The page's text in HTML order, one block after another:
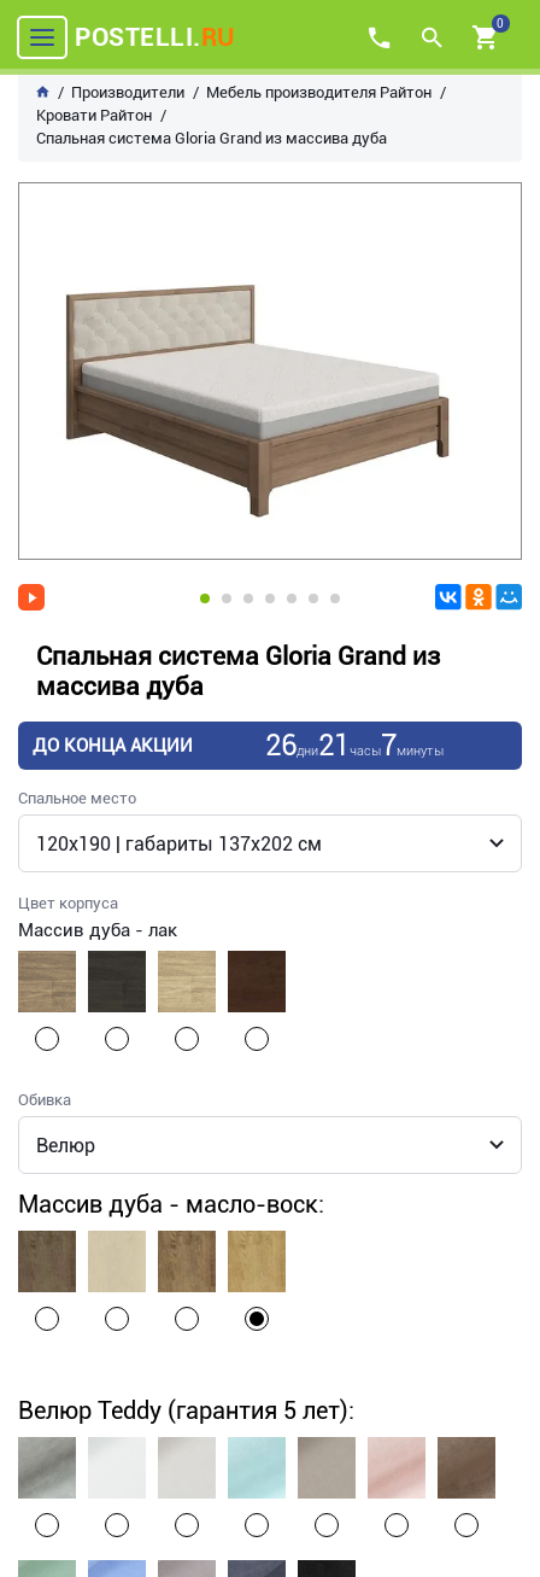
POSTELLI.RU 0
Производители
Мебель производителя Райтон
Кровати Райтон
Спальная система Gloria Grand из массива дуба
Спальная система Gloria Grand из
массива дуба
ДО КОНЦА АКЦИИ 26дни21 часы7минуты
Спальное место
Цвет корпуса
Массив дуба - лак
Обивка
Массив дуба - масло-воск:
Велюр Teddy (гарантия 5 лет):